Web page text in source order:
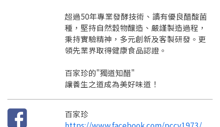
超過50年專業發酵技術、讀有優良醋酸菌
種，堅持自然穀物釀造、嚴謹製造過程，
秉持實驗精神，多元創新及客製研發。更
領先業界取得健康食品認證。
百家珍的"獨道知醋"
讓養生之道成為美好味道！
百家珍
要註冊嗎？
嗨~這個 LINE 帳號還沒有註冊過，
請掃描或點擊 QR code
加入「嘉義優鮮」LINE 好友，
要申請新產品嗎？
要看申請秘笈嗎？